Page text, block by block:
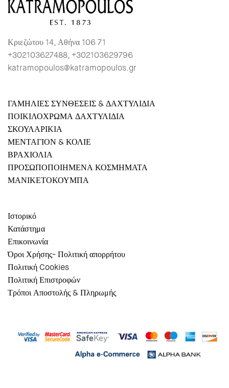
Κριεζώτου 14, Αθήνα 106 71
+302103627488, +302103629796
katramopoulos@katramopoulos.gr
ΓΑΜΗΛΙΕΣ ΣΥΝΘΕΣΕΙΣ & ΔΑΧΤΥΛΙΔΙΑ
ΠΟΙΚΙΛΟΧΡΩΜΑ ΔΑΧΤΥΛΙΔΙΑ
ΣΚΟΥΛΑΡΙΚΙΑ
ΜΕΝΤΑΓΙΟΝ & ΚΟΛΙΕ
ΒΡΑΧΙΟΛΙΑ
ΠΡΟΣΩΠΟΠΟΙΗΜΕΝΑ ΚΟΣΜΗΜΑΤΑ
ΜΑΝΙΚΕΤΟΚΟΥΜΠΑ
Ιστορικό
Κατάστημα
Επικοινωνία
Όροι Χρήσης- Πολιτική απορρήτου
Πολιτική Cookies
Πολιτική Επιστροφών
Τρόποι Αποστολής & Πληρωμής